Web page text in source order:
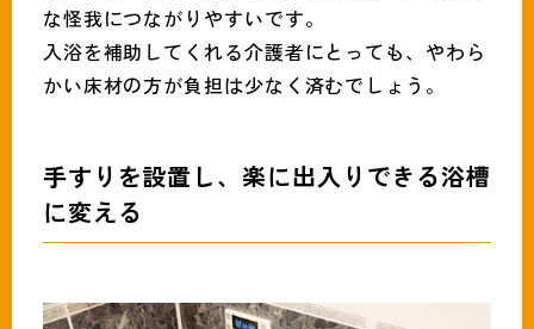
な怪我につながりやすいです。
入浴を補助してくれる介護者にとっても、やわら
かい床材の方が負担は少なく済むでしょう。
手すりを設置し、楽に出入りできる浴槽
に変える